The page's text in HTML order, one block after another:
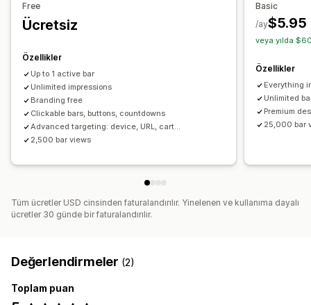
Özel CSS
Zamanlama
Davranış hedefleme
Analizler ve raporlama
Davranış takibi
Müşteri segmentleri
Free
Ücretsiz
Özellikler
Up to 1 active bar
Unlimited impressions
Branding free
Clickable bars, buttons, countdowns
Advanced targeting: device, URL, cart...
2,500 bar views
Basic
$5.95
/ay
veya yılda
Özellikler
Everything
Unlimited
Premium
25,000 bar
Tüm ücretler USD cinsinden faturalandırılır. Yinelenen ve kullanıma dayalı
ücretler 30 günde bir faturalandırılır.
Değerlendirmeler (2)
Toplam puan